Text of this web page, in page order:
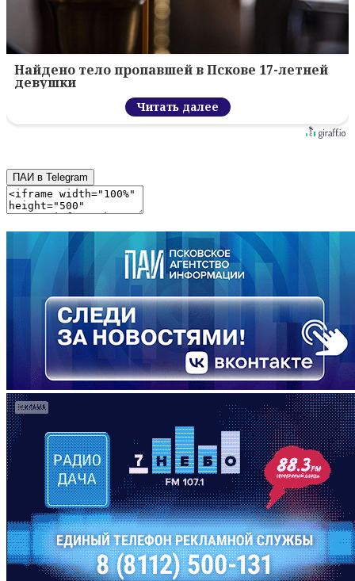
Найдено тело пропавшей в Пскове 17-летней
девушки
Читать далее
ПАИ в Telegram